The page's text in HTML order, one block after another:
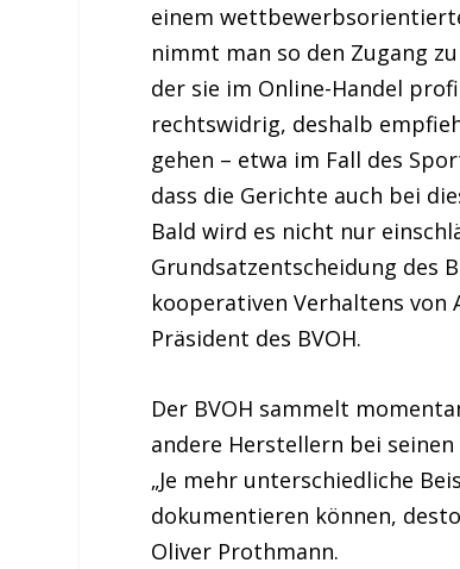
einem
nimmt man so den Zugang
der sie im Online-Handel
rechtswidrig, deshalb
gehen – etwa im Fall des
dass die Gerichte auch bei
Bald wird es nicht nur
Grundsatzentscheidung des
kooperativen Verhaltens von
Präsident des BVOH.
Der BVOH sammelt
andere Herstellern bei
„Je mehr unterschiedliche
dokumentieren können,
Oliver Prothmann.